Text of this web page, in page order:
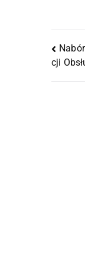
cji